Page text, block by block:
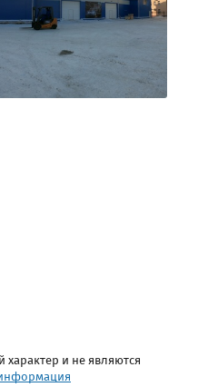
и не являются